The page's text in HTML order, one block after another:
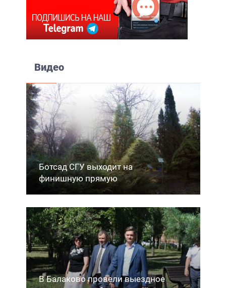
Видео
Ботсад СГУ выходит на
финишную прямую
В Балаково провели выездное